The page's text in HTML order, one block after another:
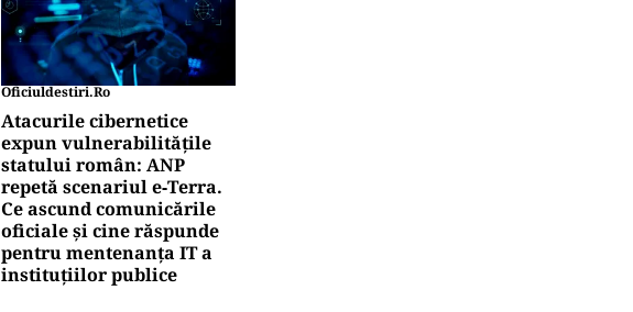
Oficiuldestiri.ro
Atacurile cibernetice
expun vulnerabilitățile
statului român: ANP
repetă scenariul e‑Terra.
Ce ascund comunicările
oficiale și cine răspunde
pentru mentenanța IT a
instituțiilor publice